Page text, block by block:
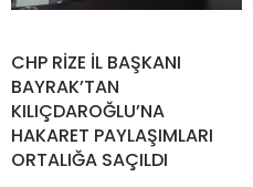
CHP RİZE İL BAŞKANI
BAYRAK’TAN
KILIÇDAROĞLU’NA
HAKARET PAYLAŞIMLARI
ORTALIĞA SAÇILDI